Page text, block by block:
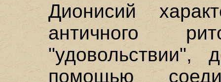
Дионисий
античного
"удовольствии",
помощью